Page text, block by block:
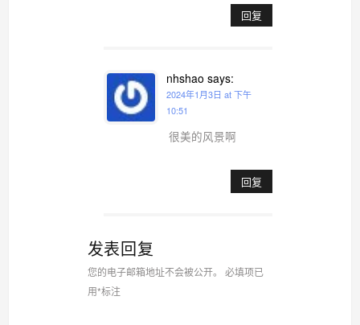
回复
nhshao says:
2024年1月3日 at 下午
10:51
很美的风景啊
回复
发表回复
您的电子邮箱地址不会被公开。
必填项已
用*标注